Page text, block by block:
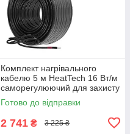
Комплект нагрівального
кабелю 5 м HeatTech 16 Вт/м
саморегулюючий для захисту
водопроводу дахів труб
водостоку
Готово до відправки
2 741 ₴ 3 225 ₴